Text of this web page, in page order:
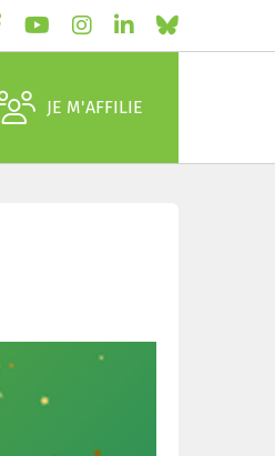
JE M'AFFILIE